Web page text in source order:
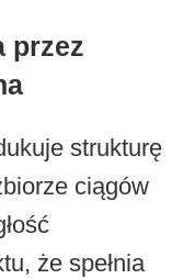
przez
strukturę
ciągów
że spełnia